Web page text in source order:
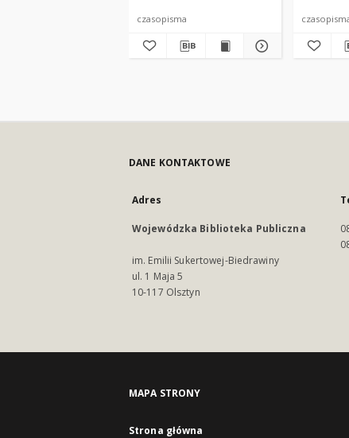
czasopisma
DANE KONTAKTOWE
Adres
Wojewódzka Biblioteka Publiczna
im. Emilii Sukertowej-Biedrawiny
ul. 1 Maja 5
10-117 Olsztyn
MAPA STRONY
Strona główna